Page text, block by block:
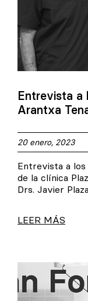
Entrevista a
Arantxa
20 enero, 2023
Entrevista a los
de la clínica
Drs. Javier
LEER MÁS